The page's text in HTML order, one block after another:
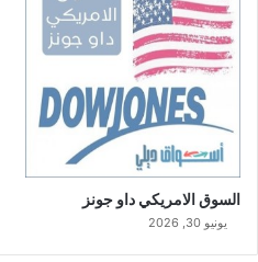
السوق الامريكي داو جونز
يونيو 30, 2026